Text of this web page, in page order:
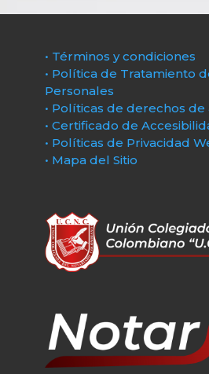
• Términos y condiciones
• Política de Tratamiento
Personales
• Políticas de derechos
• Certificado de
• Políticas de Privacidad
• Mapa del Sitio